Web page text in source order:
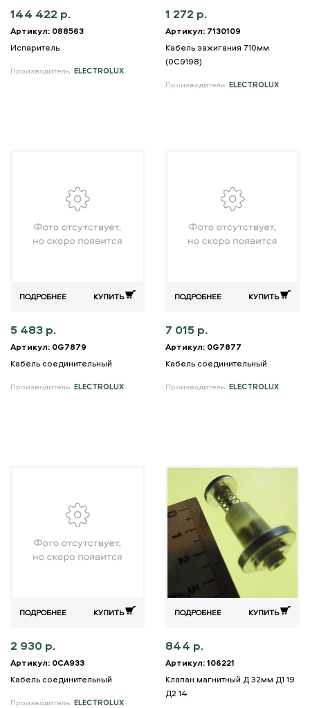
144 422 р.
Артикул: 088563
Испаритель
Производитель: ELECTROLUX
1 272 р.
Артикул: 7130109
Кабель зажигания 710мм
(0C9198)
Производитель: ELECTROLUX
ПОДРОБНЕЕ КУПИТЬ
5 483 р.
Артикул: 0G7879
Кабель соединительный
Производитель: ELECTROLUX
ПОДРОБНЕЕ КУПИТЬ
7 015 р.
Артикул: 0G7877
Кабель соединительный
Производитель: ELECTROLUX
ПОДРОБНЕЕ КУПИТЬ
2 930 р.
Артикул: 0CA933
Кабель соединительный
Производитель: ELECTROLUX
ПОДРОБНЕЕ КУПИТЬ
844 р.
Артикул: 106221
Клапан магнитный Д 32мм Д1 19
Д2 14